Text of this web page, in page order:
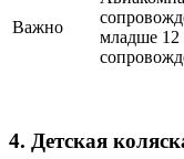
Важно
младше 12
4. Детская